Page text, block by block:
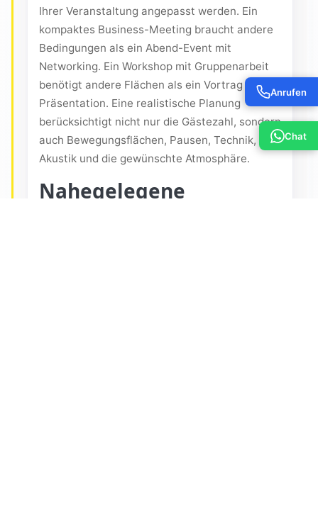
Ihrer Veranstaltung angepasst werden. Ein
kompaktes Business-Meeting braucht andere
Bedingungen als ein Abend-Event mit
Networking. Ein Workshop mit Gruppenarbeit
benötigt andere Flächen als ein Vortrag mit
Präsentation. Eine realistische Planung
berücksichtigt nicht nur die Gästezahl, sondern
auch Bewegungsflächen, Pausen, Technik,
Akustik und die gewünschte Atmosphäre.
Nahegelegene
Anrufen
Chat